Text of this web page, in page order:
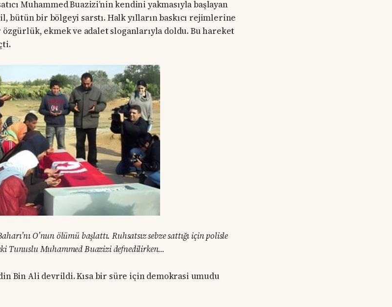
Muhammed Buazizi’nin kendini yakmasıyla başlayan
bütün bir bölgeyi sarstı. Halk yılların baskıcı rejimlerine
özgürlük, ekmek ve adalet sloganlarıyla doldu. Bu hareket
O’nun ölümü başlattı. Ruhsatsız sebze sattığı için polisle
Tunuslu Muhammed Buazizi defnedilirken...
Bin Ali devrildi. Kısa bir süre için demokrasi umudu